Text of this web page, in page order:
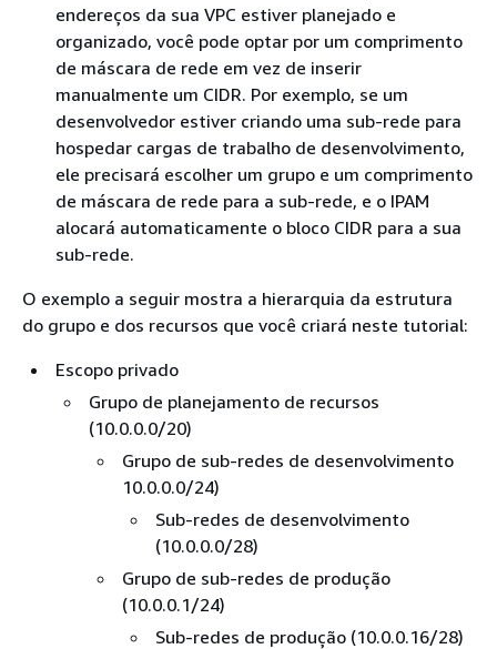
endereços da sua VPC estiver planejado e
organizado, você pode optar por um comprimento
de máscara de rede em vez de inserir
manualmente um CIDR. Por exemplo, se um
desenvolvedor estiver criando uma sub-rede para
hospedar cargas de trabalho de desenvolvimento,
ele precisará escolher um grupo e um comprimento
de máscara de rede para a sub-rede, e o IPAM
alocará automaticamente o bloco CIDR para a sua
sub-rede.
O exemplo a seguir mostra a hierarquia da estrutura
do grupo e dos recursos que você criará neste tutorial:
Escopo privado
Grupo de planejamento de recursos
(10.0.0.0/20)
Grupo de sub-redes de desenvolvimento
10.0.0.0/24)
Sub-redes de desenvolvimento
(10.0.0.0/28)
Grupo de sub-redes de produção
(10.0.0.1/24)
Sub-redes de produção (10.0.0.16/28)